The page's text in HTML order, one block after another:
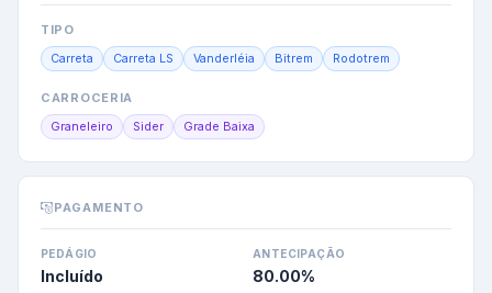
TIPO
Carreta Carreta LS Vanderléia Bitrem Rodotrem
CARROCERIA
Graneleiro Sider Grade Baixa
PAGAMENTO
PEDÁGIO
Incluído
ANTECIPAÇÃO
80.00%